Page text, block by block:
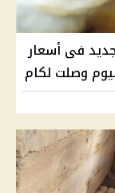
فى أسعار
وصلت لكام